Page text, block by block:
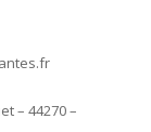
– 44270 –